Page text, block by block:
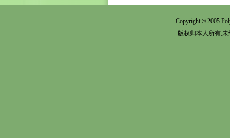
Copyright© 2005
版权归本人所有,